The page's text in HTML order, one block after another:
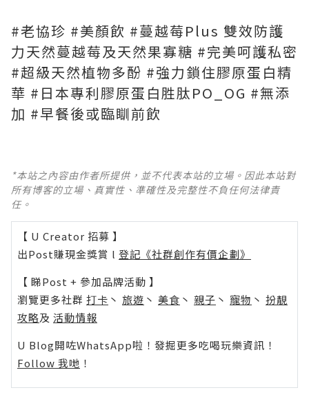
#老協珍 #美顏飲 #蔓越莓Plus 雙效防護
力天然蔓越莓及天然果寡糖 #完美呵護私密
#超級天然植物多酚 #強力鎖住膠原蛋白精
華 #日本專利膠原蛋白胜肽PO_OG #無添
加 #早餐後或臨瞓前飲
*本站之內容由作者所提供，並不代表本站的立場。因此本站對
所有博客的立場、真實性、準確性及完整性不負任何法律責
任。
【 U Creator 招募 】
出Post賺現金獎賞 l 登記《社群創作有價企劃》
【 睇Post + 參加品牌活動 】
瀏覽更多社群 打卡 丶 旅遊 丶 美食 丶 親子 丶 寵物 丶 扮靚
攻略及 活動情報
U Blog開咗WhatsApp啦！發掘更多吃喝玩樂資訊！
Follow 我哋 ！